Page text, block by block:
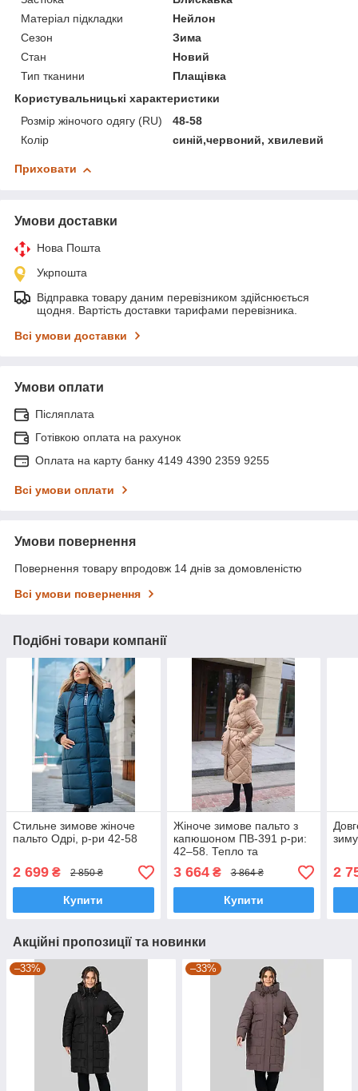
Матеріал підкладки
Нейлон
Сезон
Зима
Стан
Новий
Тип тканини
Плащівка
Користувальницькі характеристики
Розмір жіночого одягу (RU)
48-58
Колір
синій,червоний, хвилевий
Приховати
Умови доставки
Нова Пошта
Укрпошта
Відправка товару даним перевізником здійснюється
щодня. Вартість доставки тарифами перевізника.
Всі умови доставки
Умови оплати
Післяплата
Готівкою оплата на рахунок
Оплата на карту банку 4149 4390 2359 9255
Всі умови оплати
Умови повернення
Повернення товару впродовж 14 днів за домовленістю
Всі умови повернення
Подібні товари компанії
Стильне зимове жіноче
пальто Одрі, р-ри 42-58
2 699 ₴ 2 850 ₴
Купити
Жіноче зимове пальто з
капюшоном ПВ-391 р-ри:
42–58. Тепло та
елегантність кожного дня.
3 664₴ 3 864 ₴
Купити
2
Акційні пропозиції та новинки
–33% –33%